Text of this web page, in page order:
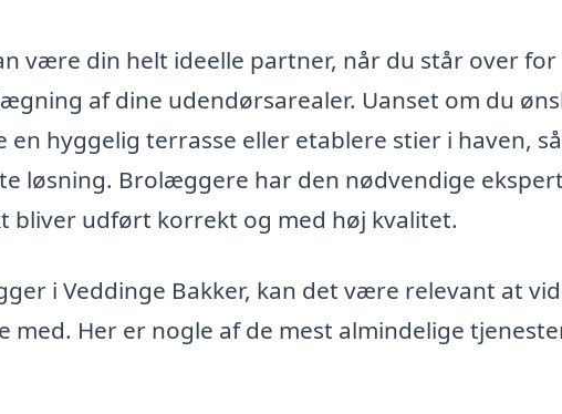
være din helt ideelle partner, når du står over for
af dine udendørsarealer. Uanset om du
hyggelig terrasse eller etablere stier i haven,
løsning. Brolæggere har den nødvendige
bliver udført korrekt og med høj kvalitet.
i Veddinge Bakker, kan det være relevant at
Her er nogle af de mest almindelige